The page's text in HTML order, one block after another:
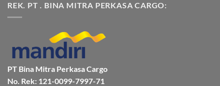
Jakarta
ke
Bitung
Lebih
pada
Ekspedisi
&
Aman
Bersama
Bmp
Cargo
REK. PT . BINA MITRA PERKASA CARGO:
PT Bina Mitra Perkasa Cargo
No. Rek: 121-0099-7997-71